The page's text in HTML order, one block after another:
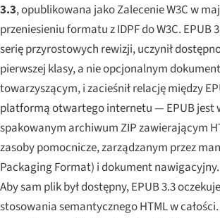
3.3, opublikowana jako Zalecenie W3C w
przeniesieniu formatu z IDPF do W3C. EPUB
serię przyrostowych rewizji, uczynił
pierwszej klasy, a nie opcjonalnym
towarzyszącym, i zacieśnił relację między
platformą otwartego internetu — EPUB jest
spakowanym archiwum ZIP zawierającym
zasoby pomocnicze, zarządzanym przez
Packaging Format) i dokument nawigacyjny.
Aby sam plik był dostępny, EPUB 3.3
stosowania semantycznego HTML w